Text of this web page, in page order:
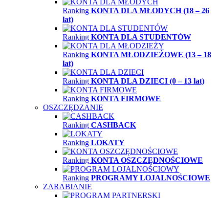
Ranking KONTA DLA MŁODYCH (18 – 26
lat)
Ranking KONTA DLA STUDENTÓW
Ranking KONTA MŁODZIEŻOWE (13 – 18
lat)
Ranking KONTA DLA DZIECI (0 – 13 lat)
Ranking KONTA FIRMOWE
OSZCZĘDZANIE
Ranking CASHBACK
Ranking LOKATY
Ranking KONTA OSZCZĘDNOŚCIOWE
Ranking PROGRAMY LOJALNOŚCIOWE
ZARABIANIE